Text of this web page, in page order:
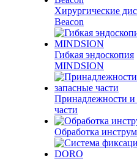
Хирургические
Beacon
Гибкая эндоскопия
MINDSION
Принадлежности и
части
Обработка